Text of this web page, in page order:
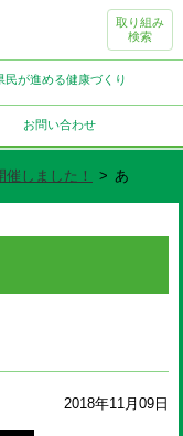
取り組み
検索
民が進める健康づくり
お問い合わせ
しました！ > あ
2018年11月09日